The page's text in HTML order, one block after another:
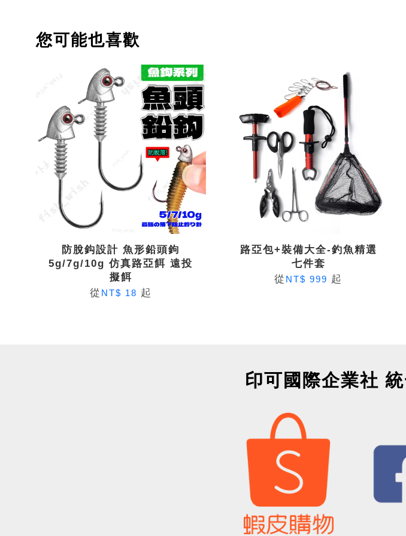
您可能也喜歡
防脫鈎設計 魚形鉛頭鉤
5g/7g/10g 仿真路亞餌 遠投
擬餌
從 NT$ 18 起
路亞包+裝備大全-釣魚精選
七件套
從 NT$ 999 起
印可國際企業社